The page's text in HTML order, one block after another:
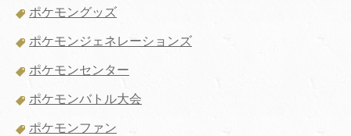
ポケモングッズ
ポケモンジェネレーションズ
ポケモンセンター
ポケモンバトル大会
ポケモンファン